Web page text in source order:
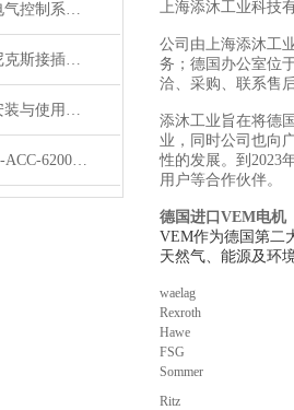
菲尼克斯继电器在电气控制系统中的应用
如何选择适合的菲尼克斯接插件？
菲尼克斯接插件的安装与使用技巧
WIKA（德国威卡）-ACC-6200系列压力变送器简介
上海添沐工业科技
公司由上海添沐工
务；德国办公室位
洽、采购、联系售
添沐工业旨在将德
业，同时公司也向
性的发展。到2023
用户等合作伙伴。
德国进口VEM电机
VEM作为德国第二
天然气、能源及环
waelag
Rexroth
Hawe
FSG
Sommer
Ritz